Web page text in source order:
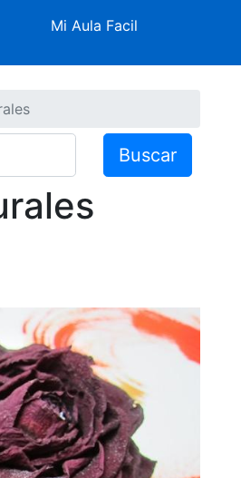
Mi Aula Facil
Buscar